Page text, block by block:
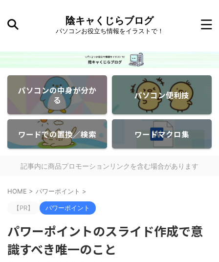
陰キャくじらブログ
パソコンお役立ち情報をイラストで！
パソコンの中身が分か
る
パソコン便利技
ワードでの置換／検索 ワードマクロ集
記事内に商品プロモーションリンクを含む場合があります
HOME > パワーポイント >
【PR】 パワーポイント
パワーポイントのスライド作成で意
識すべき唯一のこと